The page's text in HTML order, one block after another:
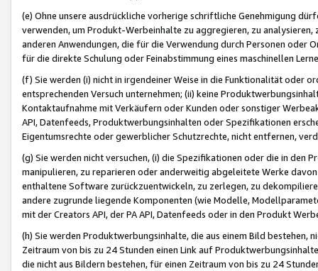
(e) Ohne unsere ausdrückliche vorherige schriftliche Genehmigung
verwenden, um Produkt-Werbeinhalte zu aggregieren, zu
anderen Anwendungen, die für die Verwendung durch Personen
für die direkte Schulung oder Feinabstimmung eines maschinellen
(f) Sie werden (i) nicht in irgendeiner Weise in die Funktionalität oder
entsprechenden Versuch unternehmen; (ii) keine
Kontaktaufnahme mit Verkäufern oder Kunden oder sonstiger
API, Datenfeeds, Produktwerbungsinhalten oder Spezifikationen
Eigentumsrechte oder gewerblicher Schutzrechte, nicht entfernen,
(g) Sie werden nicht versuchen, (i) die Spezifikationen oder die in
manipulieren, zu reparieren oder anderweitig abgeleitete Werke
enthaltene Software zurückzuentwickeln, zu zerlegen, zu
andere zugrunde liegende Komponenten (wie Modelle,
mit der Creators API, der PA API, Datenfeeds oder in den Produkt
(h) Sie werden Produktwerbungsinhalte, die aus einem Bild bestehen,
Zeitraum von bis zu 24 Stunden einen Link auf
die nicht aus Bildern bestehen, für einen Zeitraum von bis zu 24